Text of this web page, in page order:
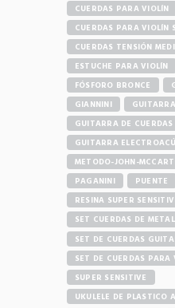
CUERDAS PARA VIOLÍN
CUERDAS PARA VIOLÍN
CUERDAS TENSIÓN
ESTUCHE PARA VIOLÍN
FÓSFORO BRONCE
GIANNINI
GUITARRA DE
GUITARRA
METODO-JOHN-
PAGANINI
PUENTE
RESINA SUPER
SET CUERDAS DE METAL
SET DE CUERDAS
SET DE CUERDAS PARA
SUPER SENSITIVE
UKULELE DE PLASTICO